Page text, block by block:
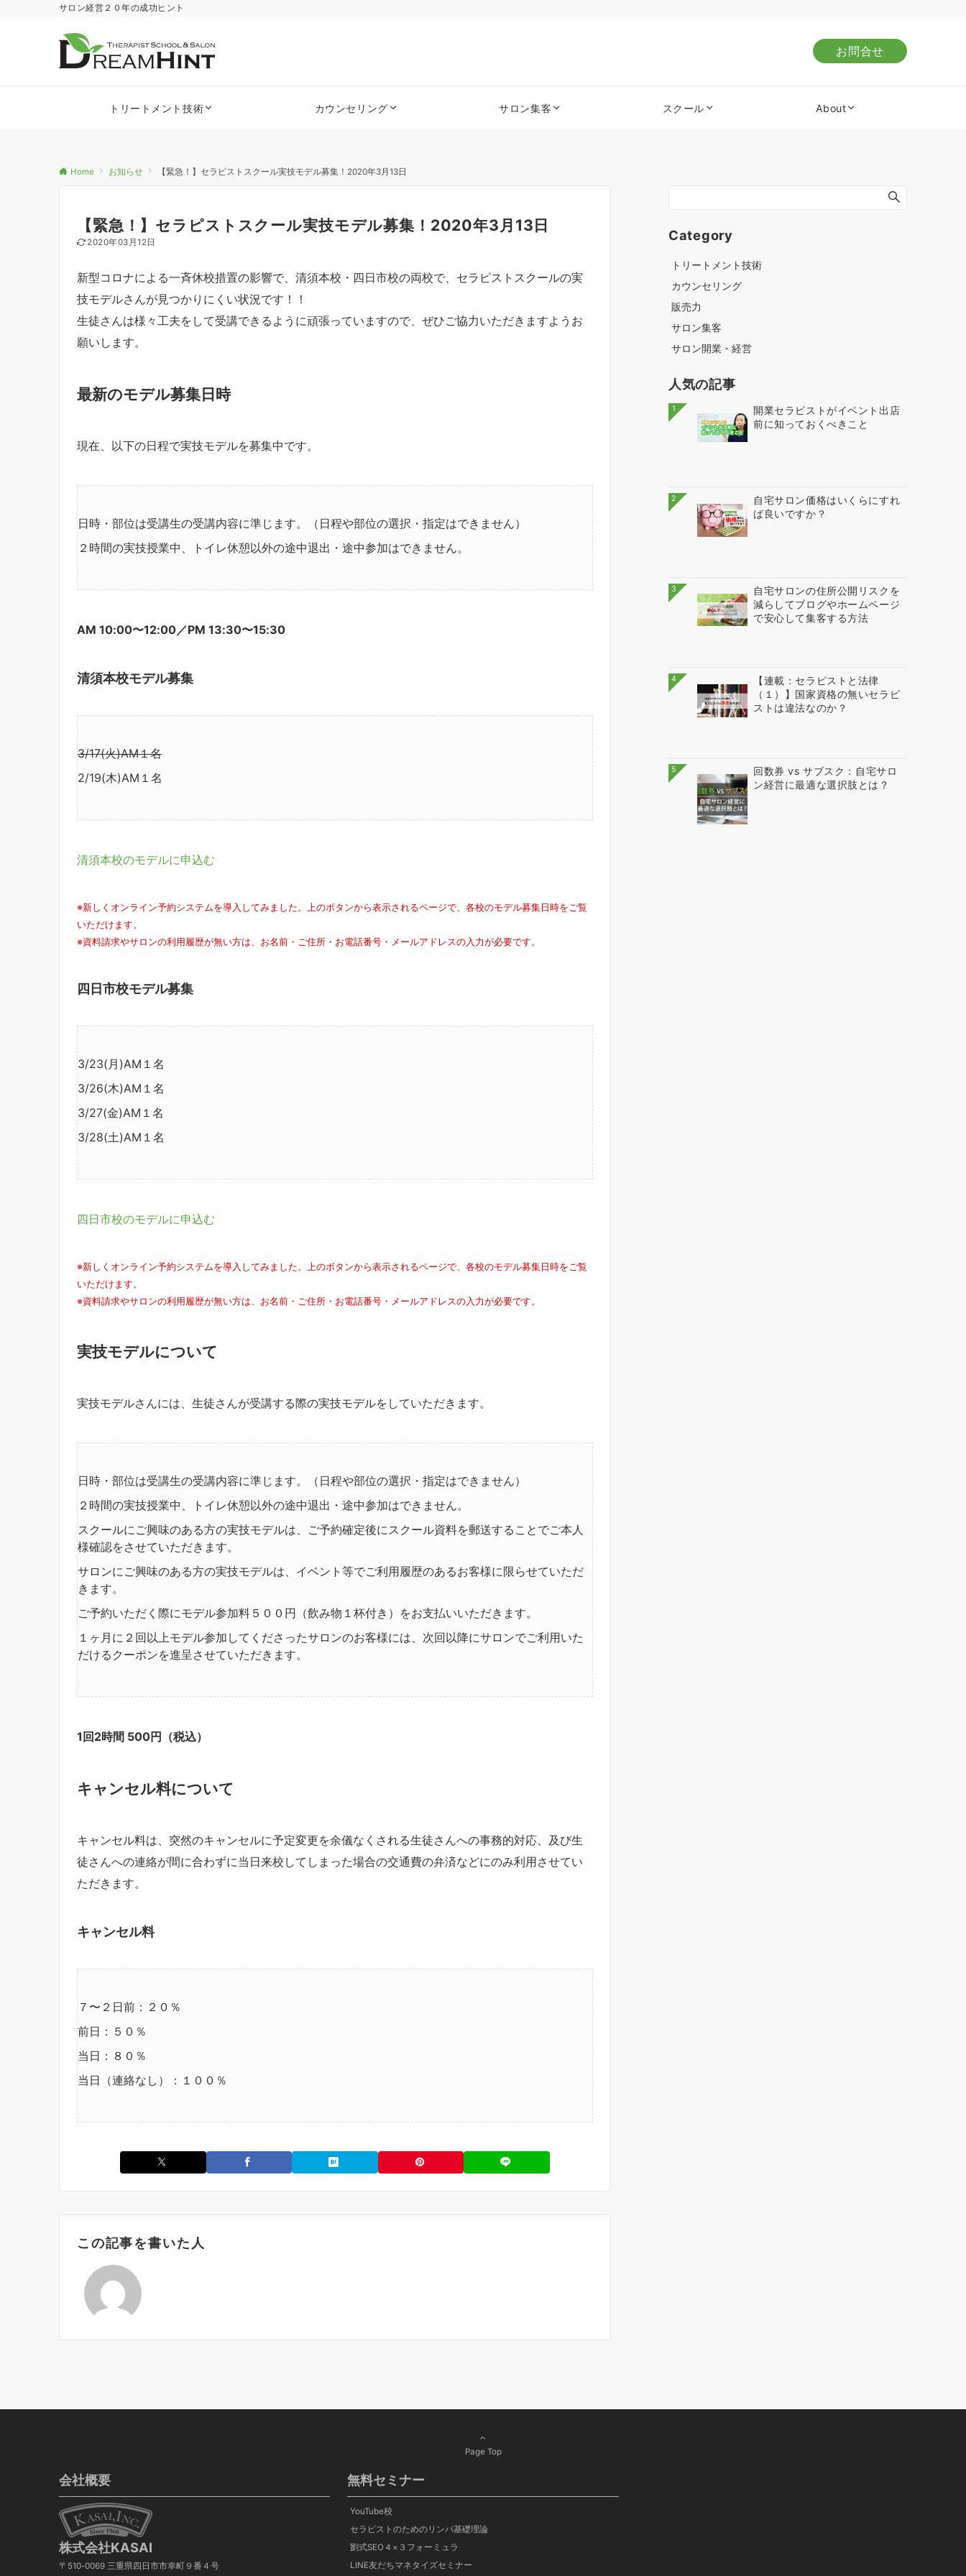
サロン経営２０年の成功ヒント
お問合せ
トリートメント技術 カウンセリング サロン集客 スクール About
Home お知らせ 【緊急！】セラピストスクール実技モデル募集！2020年3月13日
【緊急！】セラピストスクール実技モデル募集！2020年3月13日
2020年03月12日
新型コロナによる一斉休校措置の影響で、清須本校・四日市校の両校で、セラピストスクールの実
技モデルさんが見つかりにくい状況です！！
生徒さんは様々工夫をして受講できるように頑張っていますので、ぜひご協力いただきますようお
願いします。
最新のモデル募集日時
現在、以下の日程で実技モデルを募集中です。
日時・部位は受講生の受講内容に準じます。（日程や部位の選択・指定はできません）
２時間の実技授業中、トイレ休憩以外の途中退出・途中参加はできません。
AM 10:00〜12:00／PM 13:30〜15:30
清須本校モデル募集
3/17(火)AM１名
2/19(木)AM１名
清須本校のモデルに申込む
※新しくオンライン予約システムを導入してみました。上のボタンから表示されるページで、各校のモデル募集日時をご覧
いただけます。
※資料請求やサロンの利用履歴が無い方は、お名前・ご住所・お電話番号・メールアドレスの入力が必要です。
四日市校モデル募集
3/23(月)AM１名
3/26(木)AM１名
3/27(金)AM１名
3/28(土)AM１名
四日市校のモデルに申込む
※新しくオンライン予約システムを導入してみました。上のボタンから表示されるページで、各校のモデル募集日時をご覧
いただけます。
※資料請求やサロンの利用履歴が無い方は、お名前・ご住所・お電話番号・メールアドレスの入力が必要です。
実技モデルについて
実技モデルさんには、生徒さんが受講する際の実技モデルをしていただきます。
日時・部位は受講生の受講内容に準じます。（日程や部位の選択・指定はできません）
２時間の実技授業中、トイレ休憩以外の途中退出・途中参加はできません。
スクールにご興味のある方の実技モデルは、ご予約確定後にスクール資料を郵送することでご本人
様確認をさせていただきます。
サロンにご興味のある方の実技モデルは、イベント等でご利用履歴のあるお客様に限らせていただ
きます。
ご予約いただく際にモデル参加料５００円（飲み物１杯付き）をお支払いいただきます。
１ヶ月に２回以上モデル参加してくださったサロンのお客様には、次回以降にサロンでご利用いた
だけるクーポンを進呈させていただきます。
1回2時間 500円（税込）
キャンセル料について
キャンセル料は、突然のキャンセルに予定変更を余儀なくされる生徒さんへの事務的対応、及び生
徒さんへの連絡が間に合わずに当日来校してしまった場合の交通費の弁済などにのみ利用させてい
ただきます。
キャンセル料
７〜２日前：２０％
前日：５０％
当日：８０％
当日（連絡なし）：１００％
この記事を書いた人
Category
トリートメント技術
カウンセリング
販売力
サロン集客
サロン開業・経営
人気の記事
1
開業セラピストがイベント出店
前に知っておくべきこと
2
自宅サロン価格はいくらにすれ
ば良いですか？
3
自宅サロンの住所公開リスクを
減らしてブログやホームページ
で安心して集客する方法
4
【連載：セラピストと法律
（１）】国家資格の無いセラピ
ストは違法なのか？
5
回数券 vs サブスク：自宅サロ
ン経営に最適な選択肢とは？
Page Top
会社概要
株式会社KASAI
〒510-0069 三重県四日市市幸町９番４号
無料セミナー
YouTube校
セラピストのためのリンパ基礎理論
劉式SEO４×３フォーミュラ
LINE友だちマネタイズセミナー